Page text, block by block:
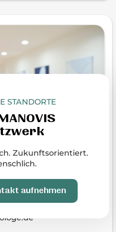
STANDORTE
Zukunftsorientiert.
aufnehmen
- Uetersen
Uetersen